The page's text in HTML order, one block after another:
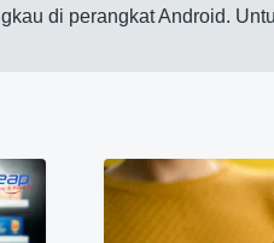
di perangkat Android.